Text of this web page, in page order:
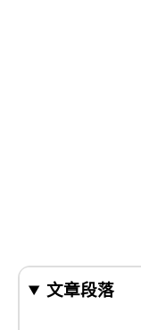
文章段落